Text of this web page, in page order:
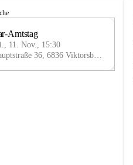
V
Amtstag
11. Nov., 15:30
Hauptstraße 36, 6836 Viktorsberg, AUT